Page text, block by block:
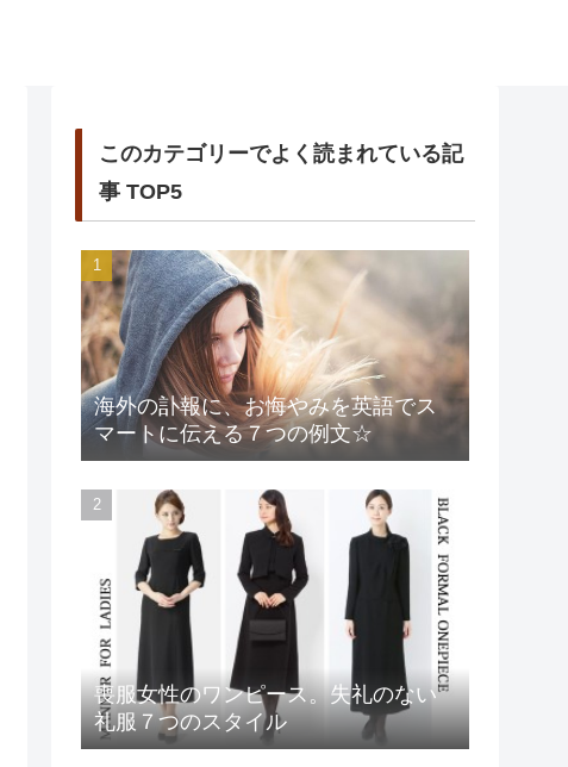
このカテゴリーでよく読まれている記
事 TOP5
海外の訃報に、お悔やみを英語でス
マートに伝える７つの例文☆
喪服女性のワンピース。失礼のない
礼服７つのスタイル